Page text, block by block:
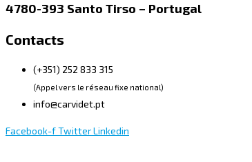
4780-393 Santo Tirso – Portugal
Contacts
(+351) 252 833 315
(Appel vers le réseau fixe national)
info@carvidet.pt
Facebook-fTwitterLinkedin